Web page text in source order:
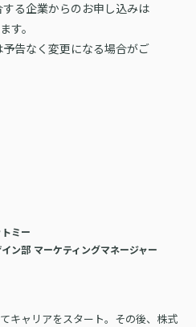
る企業からのお申し込みは
す。
告なく変更になる場合がご
ミー
ン部 マーケティングマネージャー
キャリアをスタート。その後、株式